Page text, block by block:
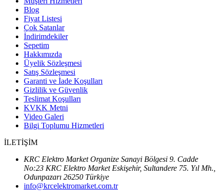
Blog
Fiyat Listesi
Çok Satanlar
İndirimdekiler
Sepetim
Hakkımızda
Üyelik Sözleşmesi
Satış Sözleşmesi
Garanti ve İade Koşulları
Gizlilik ve Güvenlik
Teslimat Koşulları
KVKK Metni
Video Galeri
Bilgi Toplumu Hizmetleri
İLETİŞİM
KRC Elektro Market Organize Sanayi Bölgesi 9. Cadde
No:23 KRC Elektro Market Eskişehir, Sultandere 75. Yıl Mh.,
Odunpazarı 26250 Türkiye
info@krcelektromarket.com.tr